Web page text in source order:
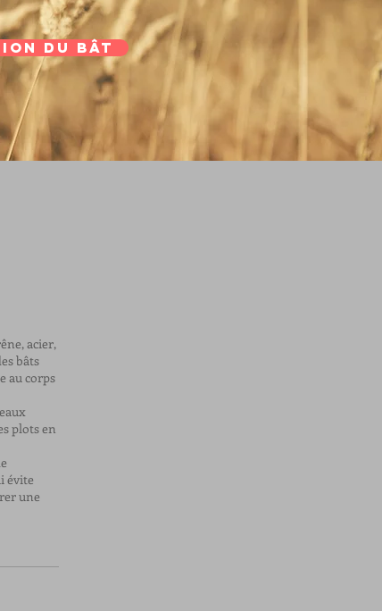
du bât
acier,
bâts
au corps
plots en
évite
une